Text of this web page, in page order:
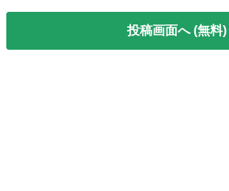
投稿画面へ (無料)